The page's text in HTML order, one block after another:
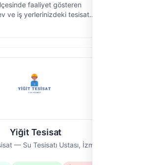
faaliyet gösteren
ve iş yerlerinizdeki tesisat
Yiğit Tesisat
— Su Tesisatı Ustası, İzmir